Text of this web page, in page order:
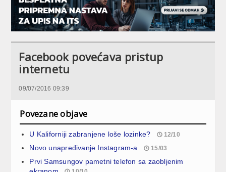
Facebook povećava pristup
internetu
09/07/2016 09:39
Povezane objave
U Kaliforniji zabranjene loše lozinke? 12/10
Novo unapređivanje Instagram-a 15/03
Prvi Samsungov pametni telefon sa zaobljenim